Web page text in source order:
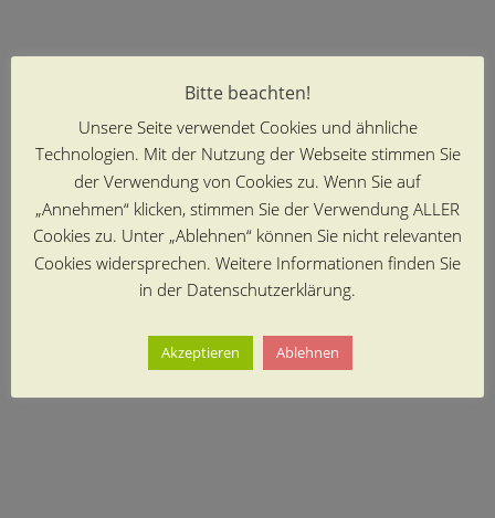
Bitte beachten!
Unsere Seite verwendet Cookies und ähnliche
Technologien. Mit der Nutzung der Webseite stimmen Sie
der Verwendung von Cookies zu. Wenn Sie auf
„Annehmen“ klicken, stimmen Sie der Verwendung ALLER
Cookies zu. Unter „Ablehnen“ können Sie nicht relevanten
Cookies widersprechen. Weitere Informationen finden Sie
in der Datenschutzerklärung.
Akzeptieren Ablehnen